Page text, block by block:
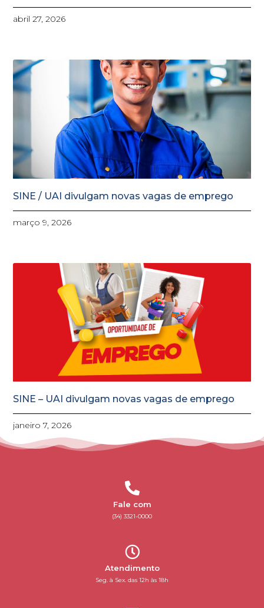
abril 27, 2026
SINE / UAI divulgam novas vagas de emprego
março 9, 2026
SINE – UAI divulgam novas vagas de emprego
janeiro 7, 2026
Fale com
(34) 3321-0000
Atendimento
Seg. à Sex. das 12h às 18h